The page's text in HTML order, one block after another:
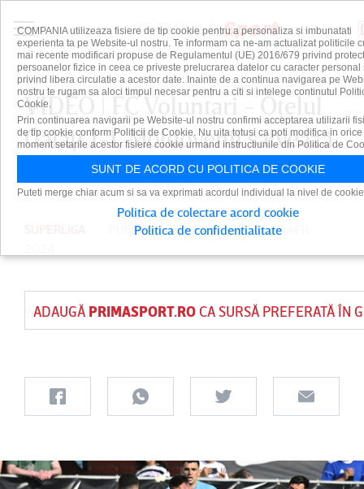
VIDEO | FC Voluntari - Oţelul
Galaţi 1-1. Moldovenii salvează
remiza în minutul 90+4
PUBLICAT DEDAIAN CUTUPE 13 APR
ADAUGĂ PRIMASPORT.ROCA SURSĂ PREFERATĂ ÎN
COMPANIA utilizeaza fisiere de tip cookie pentru a personaliza si imbunatati
experienta ta pe Website-ul nostru. Te informam ca ne-am actualizat politicile
mai recente modificari propuse de Regulamentul (UE) 2016/679 privind
persoanelor fizice in ceea ce priveste prelucrarea datelor cu caracter personal
privind libera circulatie a acestor date. Inainte de a continua navigarea pe
nostru te rugam sa aloci timpul necesar pentru a citi si intelege continutul
Cookie.
Prin continuarea navigarii pe Website-ul nostru confirmi acceptarea utilizarii
de tip cookie conform Politicii de Cookie. Nu uita totusi ca poti modifica in orice
moment setarile acestor fisiere cookie urmand instructiunile din Politica de
SUNT DE ACORD CU POLITICA DE COOKIE
Puteti merge chiar acum si sa va exprimati acordul individual la nivel de
Politica de colectare acord cookie
Politica de confidentialitate